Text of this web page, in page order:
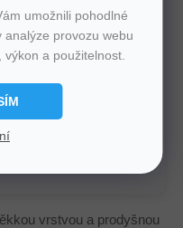
umožnili pohodlné
provozu webu
a použitelnost.
starostí
vrstvou a prodyšnou